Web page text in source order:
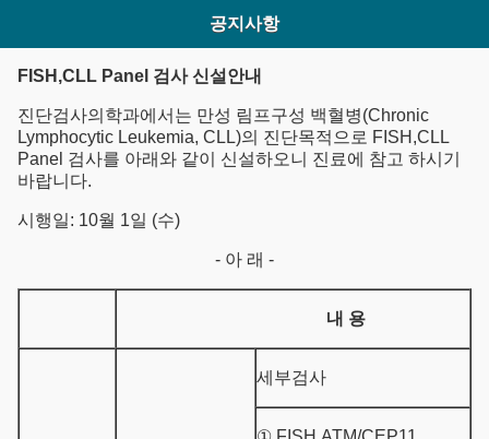
공지사항
FISH,CLL Panel 검사 신설안내
진단검사의학과에서는 만성 림프구성 백혈병(Chronic
Lymphocytic Leukemia, CLL)의 진단목적으로 FISH,CLL
Panel 검사를 아래와 같이 신설하오니 진료에 참고 하시기
바랍니다.
시행일: 10월 1일 (수)
- 아 래 -
내 용
세부검사